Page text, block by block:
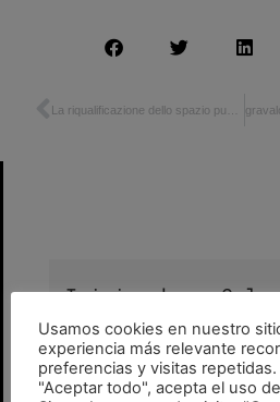
Inicio obras
Educación
GravalosDiMonteMTO •
colegio,equipamiento,
obras
Usamos cookies en nuestro
experiencia más relevante
preferencias y visitas
"Aceptar todo", acepta el uso